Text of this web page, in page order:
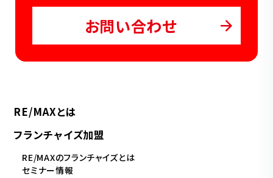
お問い合わせ
RE/MAXとは
フランチャイズ加盟
RE/MAXのフランチャイズとは
セミナー情報